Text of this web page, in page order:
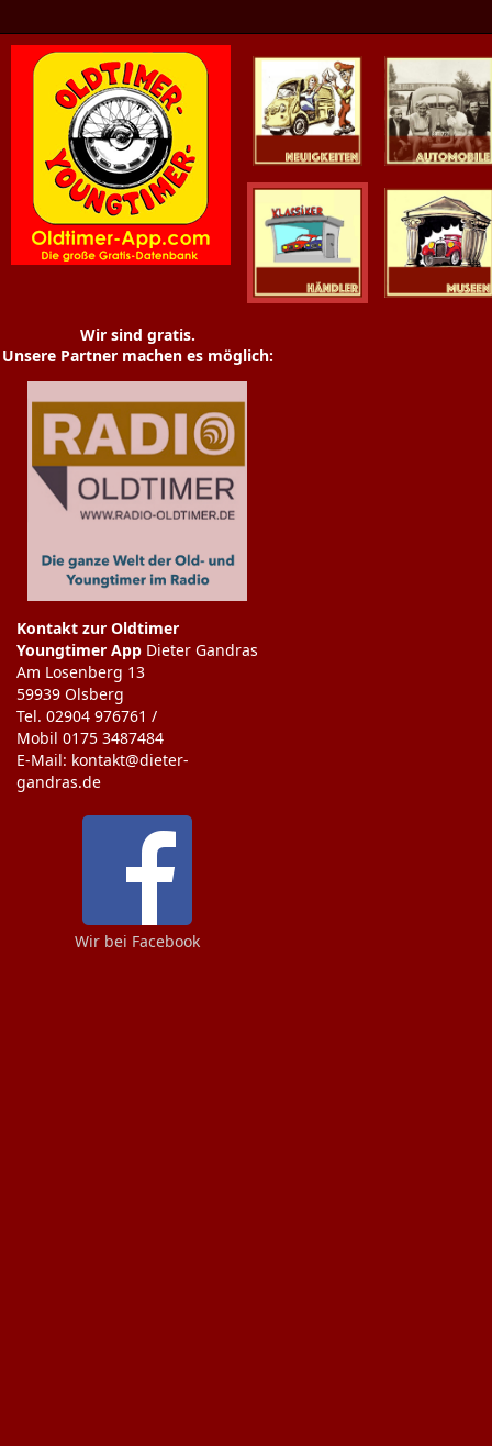
Oldtimer News
Youngtimer
Wir sind gratis.
Unsere Partner machen es möglich:
Kontakt zur Oldtimer
Youngtimer App Dieter Gandras
Am Losenberg 13
59939 Olsberg
Tel. 02904 976761 /
Mobil 0175 3487484
E-Mail: kontakt@dieter-
gandras.de
Wir bei Facebook